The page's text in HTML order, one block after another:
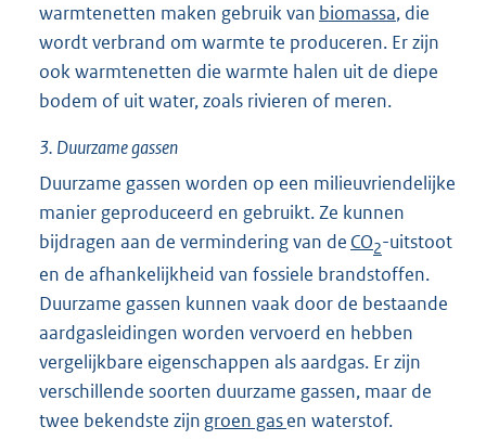
warmtenetten maken gebruik van biomassa, die
wordt verbrand om warmte te produceren. Er zijn
ook warmtenetten die warmte halen uit de diepe
bodem of uit water, zoals rivieren of meren.
3. Duurzame gassen
Duurzame gassen worden op een milieuvriendelijke
manier geproduceerd en gebruikt. Ze kunnen
bijdragen aan de vermindering van de CO2-uitstoot
en de afhankelijkheid van fossiele brandstoffen.
Duurzame gassen kunnen vaak door de bestaande
aardgasleidingen worden vervoerd en hebben
vergelijkbare eigenschappen als aardgas. Er zijn
verschillende soorten duurzame gassen, maar de
twee bekendste zijn groen gasen waterstof.